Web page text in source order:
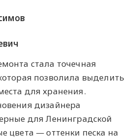
стала точечная
позволила выделить
для хранения.
дизайнера
для Ленинградской
цвета — оттенки песка на